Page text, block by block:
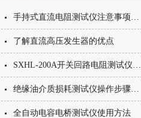
手持式直流电阻测试仪注意事项以及相关参数
了解直流高压发生器的优点
SXHL-200A开关回路电阻测试仪试验应用
绝缘油介质损耗测试仪操作步骤方法
全自动电容电桥测试仪使用方法